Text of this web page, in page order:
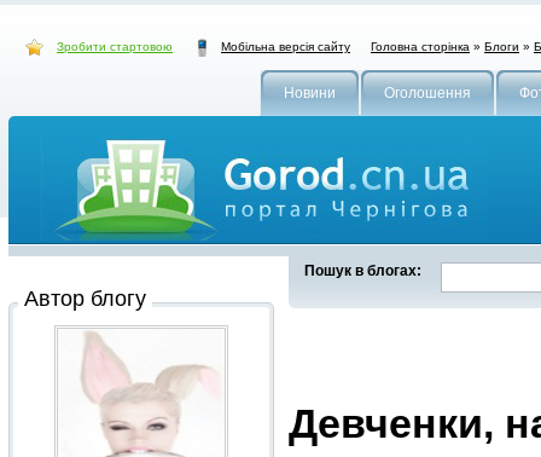
Зробити стартовою Мобільна версія сайту Головна сторінка » Блоги »
Новини Оголошення
Пошук в блогах:
Девченки,
Автор блогу